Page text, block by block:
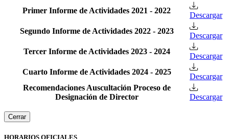
Primer Informe de Actividades 2021 - 2022
Descargar
Segundo Informe de Actividades 2022 - 2023
Descargar
Tercer Informe de Actividades 2023 - 2024
Descargar
Cuarto Informe de Actividades 2024 - 2025
Descargar
Recomendaciones Auscultación Proceso de
Designación de Director
Descargar
Cerrar
HORARIOS OFICIALES